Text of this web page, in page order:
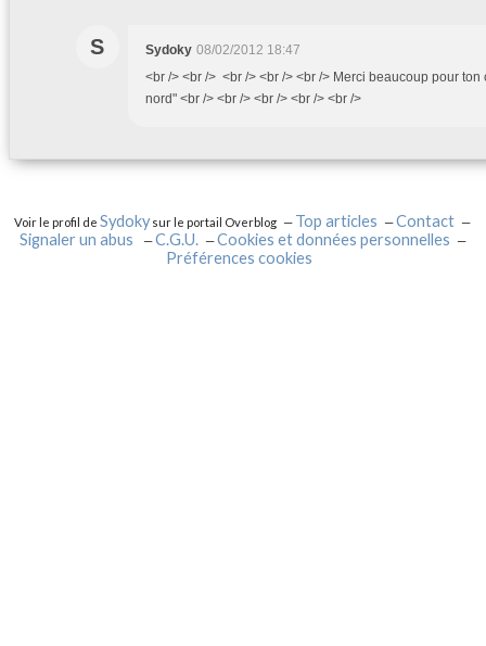
S Sydoky 08/02/2012 18:47
<br /> <br /> <br /> <br /> <br /> Merci beaucoup pour
nord" <br /> <br /> <br /> <br /> <br />
Voir le profil deSydokysur le portail Overblog Top articles
Contact
Signaler un abus
C.G.U.
Cookies et données personnelles
Préférences cookies